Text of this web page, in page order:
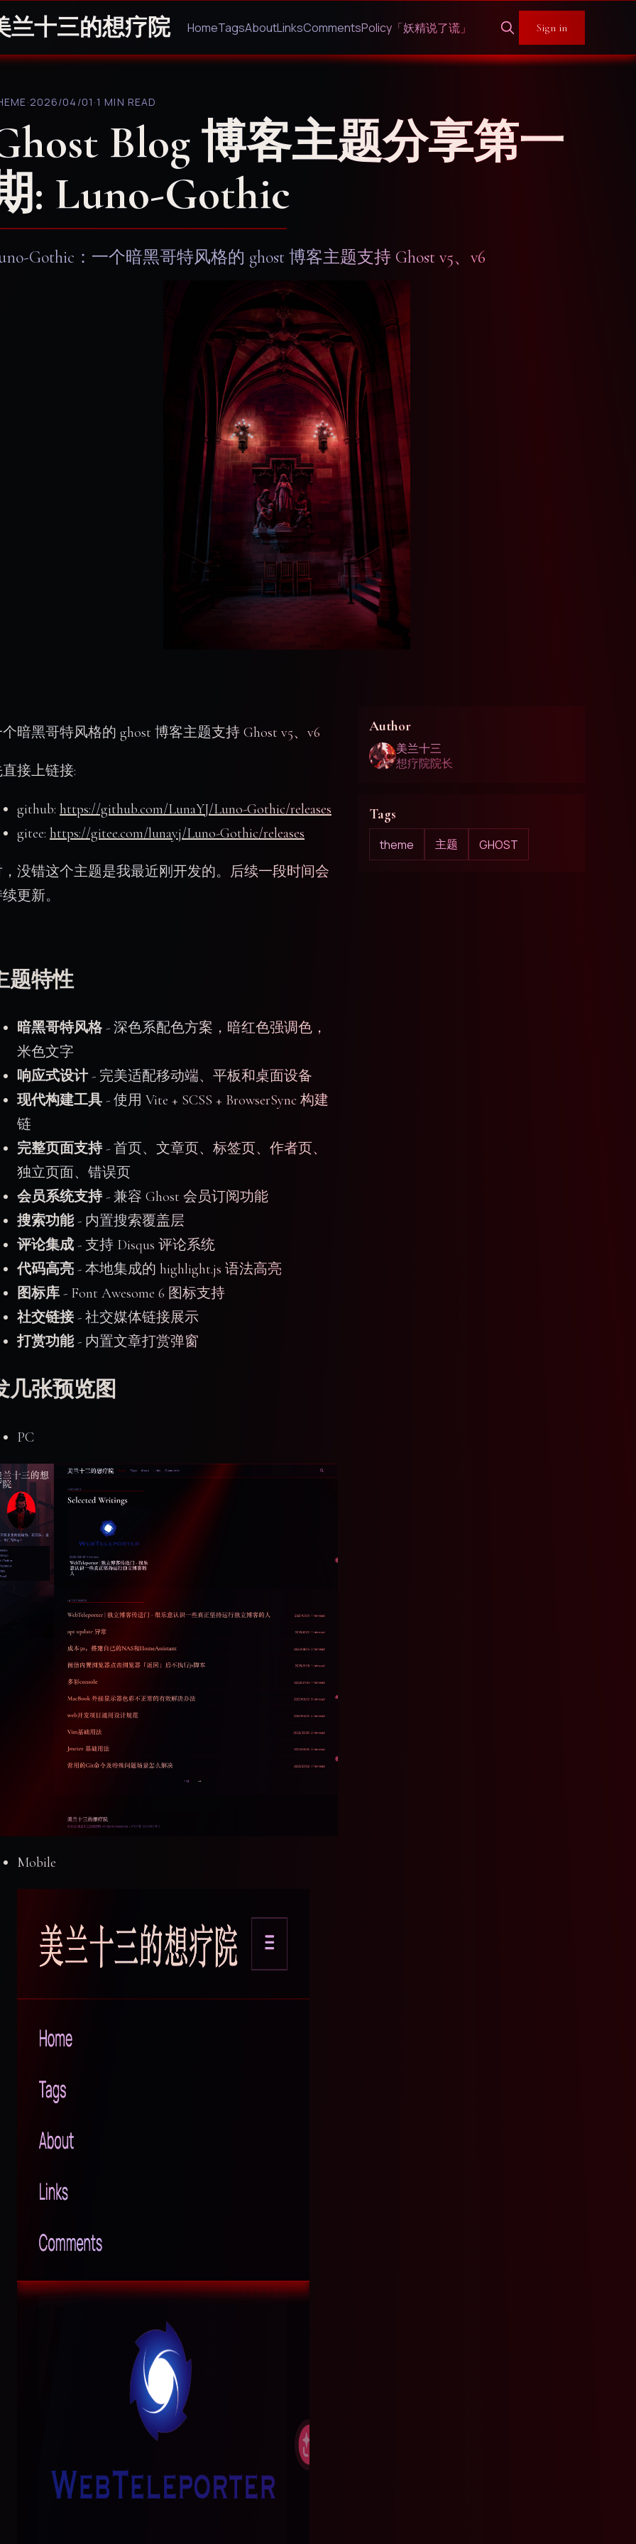
兰十三的想疗院 HomeTagsAboutLinksCommentsPolicy 「妖精说了谎」 Sign in
·2026/04/01 ·1 MIN READ
Blog 博客主题分享第一
: Luno-Gothic
Gothic：一个暗黑哥特风格的 ghost 博客主题支持 Ghost v5、v6
暗黑哥特风格的 ghost 博客主题支持 Ghost v5、v6
接上链接:
github: https://github.com/LunaYJ/Luno-Gothic/releases
gitee: https://gitee.com/lunayj/Luno-Gothic/releases
没错这个主题是我最近刚开发的。后续一段时间会
更新。
题特性
暗黑哥特风格 - 深色系配色方案，暗红色强调色，
米色文字
响应式设计- 完美适配移动端、平板和桌面设备
现代构建工具 - 使用 Vite + SCSS + BrowserSync 构建
链
完整页面支持- 首页、文章页、标签页、作者页、
独立页面、错误页
会员系统支持- 兼容 Ghost 会员订阅功能
搜索功能- 内置搜索覆盖层
评论集成 - 支持 Disqus 评论系统
代码高亮 - 本地集成的 highlight.js 语法高亮
图标库 - Font Awesome 6 图标支持
社交链接- 社交媒体链接展示
打赏功能- 内置文章打赏弹窗
几张预览图
PC
Mobile
Author
美兰十三
想疗院院长
Tags
theme 主题 GHOST